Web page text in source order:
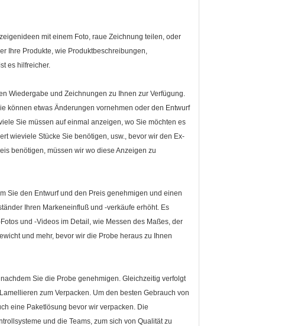
mit einem Foto, raue Zeichnung teilen, oder
Ihre Produkte, wie Produktbeschreibungen,
es hilfreicher.
Wiedergabe und Zeichnungen zu Ihnen zur Verfügung.
können etwas Änderungen vornehmen oder den Entwurf
Sie müssen auf einmal anzeigen, wo Sie möchten es
wieviele Stücke Sie benötigen, usw., bevor wir den Ex-
benötigen, müssen wir wo diese Anzeigen zu
Sie den Entwurf und den Preis genehmigen und einen
Ihren Markeneinfluß und -verkäufe erhöht. Es
und -Videos im Detail, wie Messen des Maßes, der
und mehr, bevor wir die Probe heraus zu Ihnen
Sie die Probe genehmigen. Gleichzeitig verfolgt
zum Verpacken. Um den besten Gebrauch von
eine Paketlösung bevor wir verpacken. Die
und die Teams, zum sich von Qualität zu